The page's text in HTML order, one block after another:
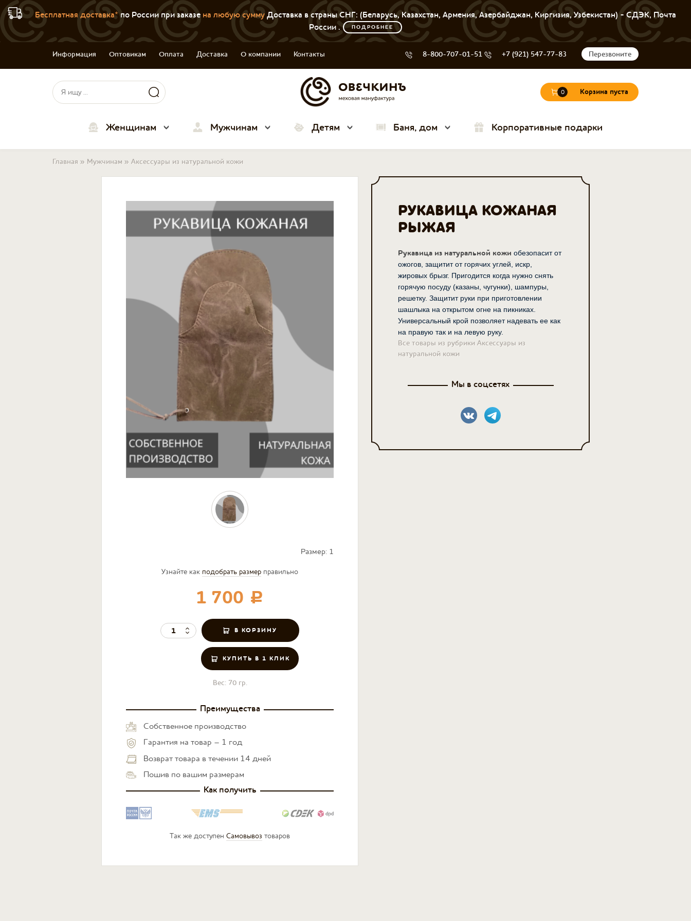
Бесплатная доставка*по России при заказе на любую суммуДоставка в страны СНГ: (Беларусь, Казахстан, Армения, Азербайджан, Киргизия, Узбекистан) - СДЭК, Почта
России .
ПОДРОБНЕЕ
Информация Оптовикам Оплата Доставка О компании Контакты 8-800-707-01-51 +7 (921) 547-77-83 Перезвоните
Форма поиска
Поиск
0 Корзина пуста
Женщинам Мужчинам Детям Баня, дом Корпоративные подарки
Вы здесь
Главная » Мужчинам » Аксессуары из натуральной кожи
Узнайте как подобрать размер правильно
1 700 c
КУПИТЬ В 1 КЛИК
Размер: 1
Вес: 70 гр.
Преимущества
Собственное производство
Гарантия на товар – 1 год
Возврат товара в течении 14 дней
Пошив по вашим размерам
Как получить
Так же доступен Самовывоз товаров
РУКАВИЦА КОЖАНАЯ
РЫЖАЯ
Рукавица из натуральной кожи обезопасит от
ожогов, защитит от горячих углей, искр,
жировых брызг. Пригодится когда нужно снять
горячую посуду (казаны, чугунки), шампуры,
решетку. Защитит руки при приготовлении
шашлыка на открытом огне на пикниках.
Универсальный крой позволяет надевать ее как
на правую так и на левую руку.
Все товары из рубрики Аксессуары из
натуральной кожи
Мы в соцсетях